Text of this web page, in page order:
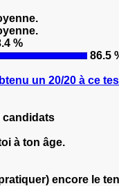
%
86.5
un 20/20 à ce
candidats
à ton âge.
encore le